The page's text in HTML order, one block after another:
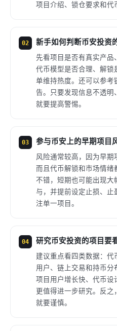
项目介绍、锁仓要求和代
02 新手如何判断币安投资
先看项目是否有真实产
代币模型是否合理、解
单维持热度。还可以参
告。只要发现信息不透明
就要提高警惕。
03 参与币安上的早期项目
风险通常较高，因为早期
而且代币解锁和市场情
不错，短期也可能出现
与，并提前设定止损、
注单一项目。
04 研究币安投资的项目要
建议重点看四类数据：
用户、链上交易和持币
项目用户增长快、代币
更值得进一步研究。反之
就要谨慎。